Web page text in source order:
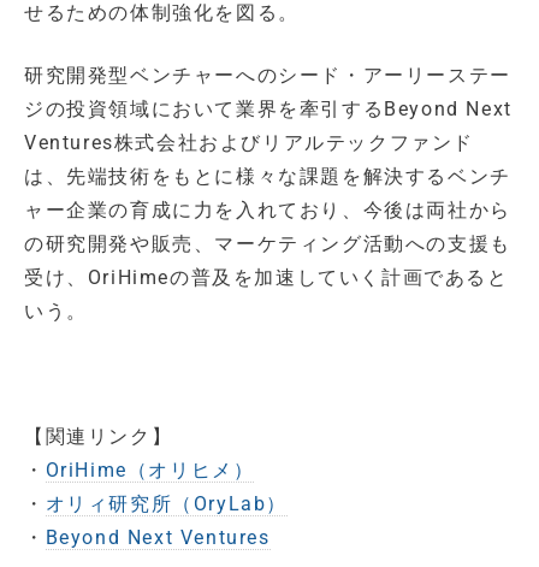
せるための体制強化を図る。
研究開発型ベンチャーへのシード・アーリーステー
ジの投資領域において業界を牽引するBeyond Next
Ventures株式会社およびリアルテックファンド
は、先端技術をもとに様々な課題を解決するベンチ
ャー企業の育成に力を入れており、今後は両社から
の研究開発や販売、マーケティング活動への支援も
受け、OriHimeの普及を加速していく計画であると
いう。
【関連リンク】
・ OriHime（オリヒメ）
・ オリィ研究所（OryLab）
・ Beyond Next Ventures